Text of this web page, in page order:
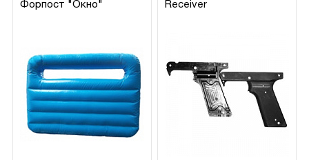
Форпост "Окно"
Receiver